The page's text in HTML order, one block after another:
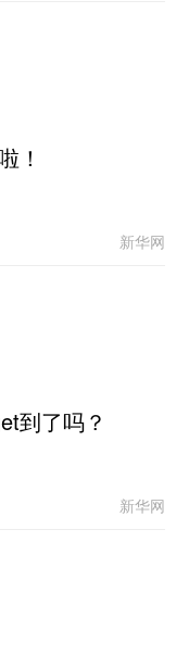
！
新华网
到了吗？
新华网